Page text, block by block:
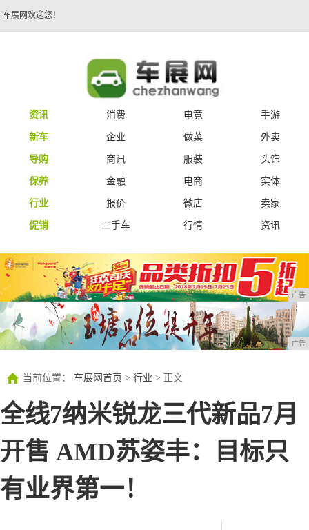
车展网欢迎您！
资讯 消费 电竞
手游
新车
企业 做菜
外卖
导购
商讯 服装
头饰
保养
金融 电商
实体
行业
报价 微店
卖家
促销
二手车 行情 资讯
广告
广告
当前位置： 车展网首页 > 行业 > 正文
全线7纳米锐龙三代新品7月
开售 AMD苏姿丰：目标只
有业界第一！